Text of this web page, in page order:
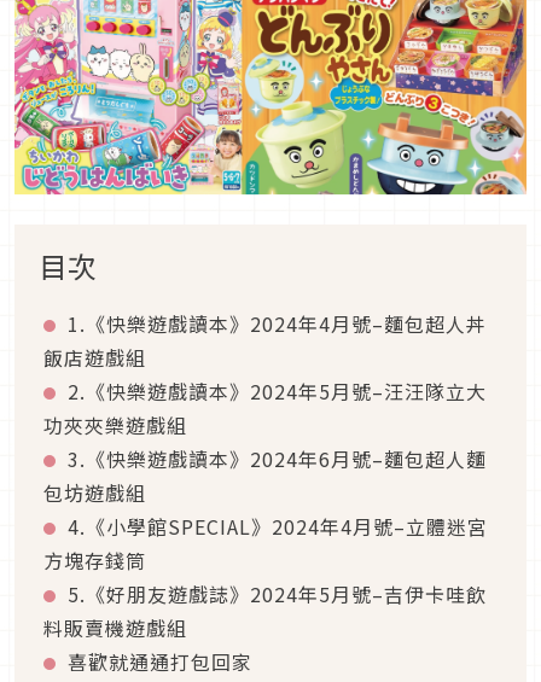
目次
1.《快樂遊戲讀本》2024年4月號–麵包超人丼
飯店遊戲組
2.《快樂遊戲讀本》2024年5月號–汪汪隊立大
功夾夾樂遊戲組
3.《快樂遊戲讀本》2024年6月號–麵包超人麵
包坊遊戲組
4.《小學館SPECIAL》2024年4月號–立體迷宮
方塊存錢筒
5.《好朋友遊戲誌》2024年5月號–吉伊卡哇飲
料販賣機遊戲組
喜歡就通通打包回家